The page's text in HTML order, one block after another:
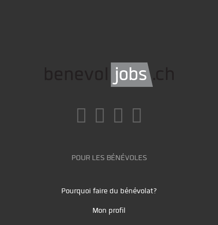
POUR LES BÉNÉVOLES
Pourquoi faire du bénévolat?
Mon profil